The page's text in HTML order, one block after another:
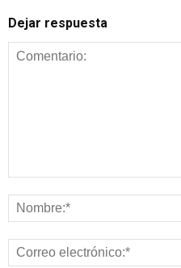
Dejar respuesta